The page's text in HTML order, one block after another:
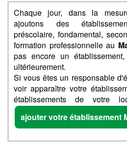
Chaque jour, dans la
ajoutons des
préscolaire, fondamental,
formation professionnelle au
pas encore un
ultérieurement.
Si vous êtes un responsable
voir apparaître votre
établissements de votre
ajouter votre établissement